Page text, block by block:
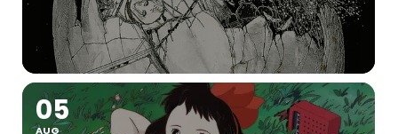
05
AUG